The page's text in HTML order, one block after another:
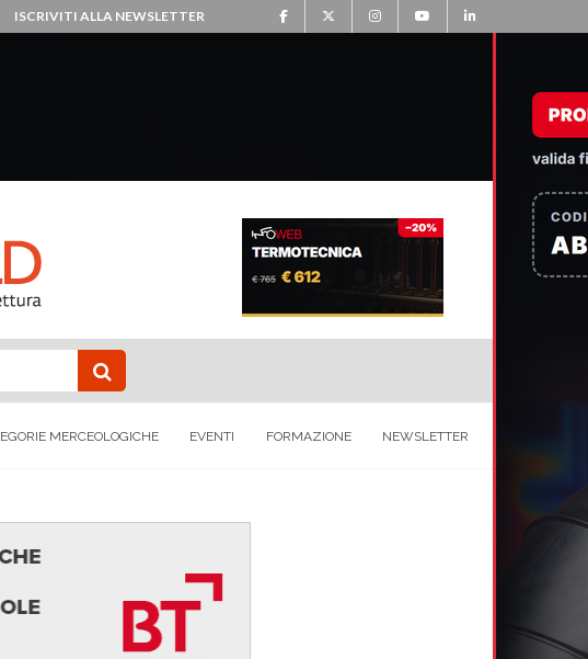
ISCRIVITI ALLA NEWSLETTER
MERCEOLOGICHE EVENTI FORMAZIONE NEWSLETTER